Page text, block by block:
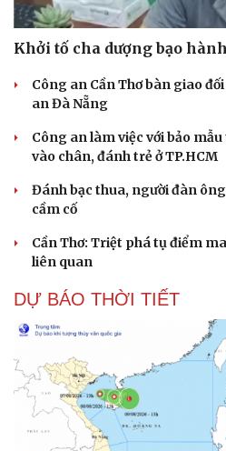
Sân khấu - Điện ảnh
Văn học
Âm nhạc
Di sản
Khởi tố cha dượng bạo
Công an Cần Thơ bàn giao
an Đà Nẵng
Công an làm việc với bảo
vào chân, đánh trẻ ở TP.HCM
Đánh bạc thua, người đàn
cầm cố
Cần Thơ: Triệt phá tụ điểm
liên quan
DỰ BÁO THỜI TIẾT